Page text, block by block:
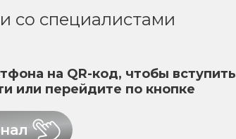
со специалистами
на QR-код, чтобы вступить
или перейдите по кнопке